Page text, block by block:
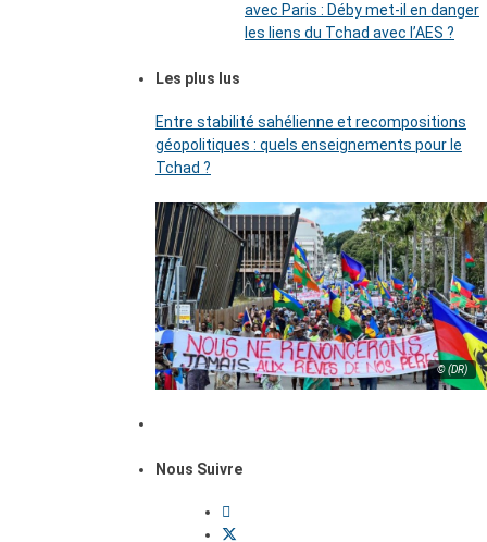
avec Paris : Déby met-il en danger
les liens du Tchad avec l’AES ?
Les plus lus
Entre stabilité sahélienne et recompositions
géopolitiques : quels enseignements pour le
Tchad ?
© (DR)
Nous Suivre